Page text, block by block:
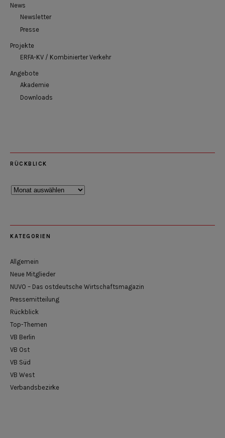
News
Newsletter
Presse
Projekte
ERFA-KV / Kombinierter Verkehr
Angebote
Akademie
Downloads
RÜCKBLICK
Rückblick
KATEGORIEN
Allgemein
Neue Mitglieder
NUVO – Das ostdeutsche Wirtschaftsmagazin
Pressemitteilung
Rückblick
Top-Themen
VB Berlin
VB Ost
VB Süd
VB West
Verbandsbezirke